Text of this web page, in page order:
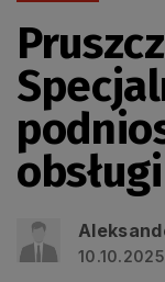
10.10.2025